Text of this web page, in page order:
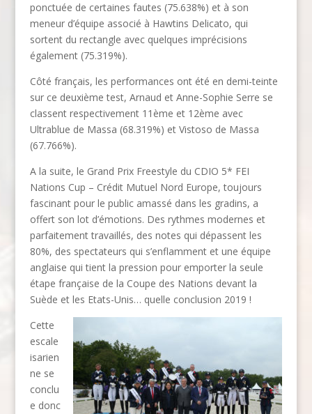
ponctuée de certaines fautes (75.638%) et à son
meneur d’équipe associé à Hawtins Delicato, qui
sortent du rectangle avec quelques imprécisions
également (75.319%).
Côté français, les performances ont été en demi-teinte
sur ce deuxième test, Arnaud et Anne-Sophie Serre se
classent respectivement 11ème et 12ème avec
Ultrablue de Massa (68.319%) et Vistoso de Massa
(67.766%).
A la suite, le Grand Prix Freestyle du CDIO 5* FEI
Nations Cup – Crédit Mutuel Nord Europe, toujours
fascinant pour le public amassé dans les gradins, a
offert son lot d’émotions. Des rythmes modernes et
parfaitement travaillés, des notes qui dépassent les
80%, des spectateurs qui s’enflamment et une équipe
anglaise qui tient la pression pour emporter la seule
étape française de la Coupe des Nations devant la
Suède et les Etats-Unis… quelle conclusion 2019 !
Cette
escale
isarien
ne se
conclu
e donc